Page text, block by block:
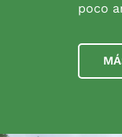
poco